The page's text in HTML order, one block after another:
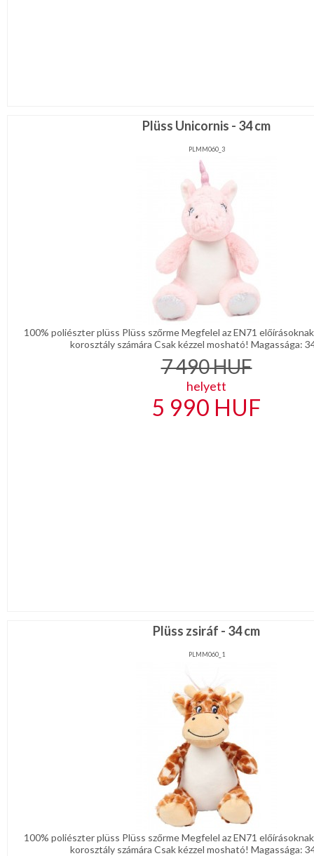
Plüss Unicornis - 34 cm
PLMM060_3
100% poliészter plüss Plüss szőrme Megfelel az EN71
korosztály számára Csak kézzel mosható! Magassága:
7 490HUF
helyett
5 990 HUF
Plüss zsiráf - 34 cm
PLMM060_1
100% poliészter plüss Plüss szőrme Megfelel az EN71
korosztály számára Csak kézzel mosható! Magassága: